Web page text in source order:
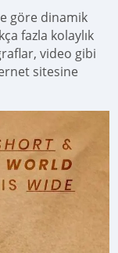
göre dinamik
fazla kolaylık
video gibi
sitesine